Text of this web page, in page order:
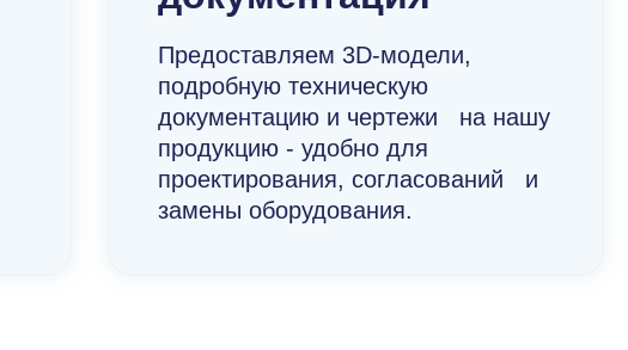
Предоставляем 3D-модели,
подробную техническую
документацию и чертежи на нашу
продукцию - удобно для
проектирования, согласований и
замены оборудования.